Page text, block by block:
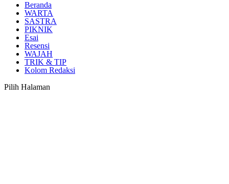
Beranda
WARTA
SASTRA
PIKNIK
Esai
Resensi
WAJAH
TRIK & TIP
Kolom Redaksi
Pilih Halaman